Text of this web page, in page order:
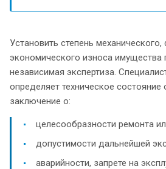
Установить степень
экономического износа имущества
независимая экспертиза.
определяет техническое состояние
заключение о:
целесообразности ремонта
допустимости дальнейшей
аварийности, запрете на